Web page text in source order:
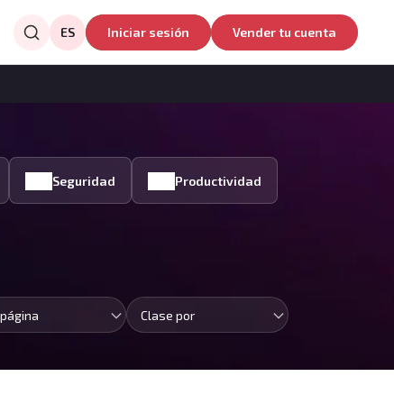
ES Iniciar sesión Vender tu cuenta
Seguridad Productividad
Clase por